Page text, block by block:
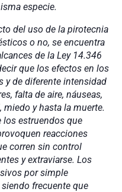
especie.
de la pirotecnia
o no, se encuentra
de la Ley 14.346
que los efectos en los
y de diferente intensidad
falta de aire, náuseas,
y hasta la muerte.
los estruendos que
reacciones
corren sin control
y extraviarse. Los
por simple
frecuente que